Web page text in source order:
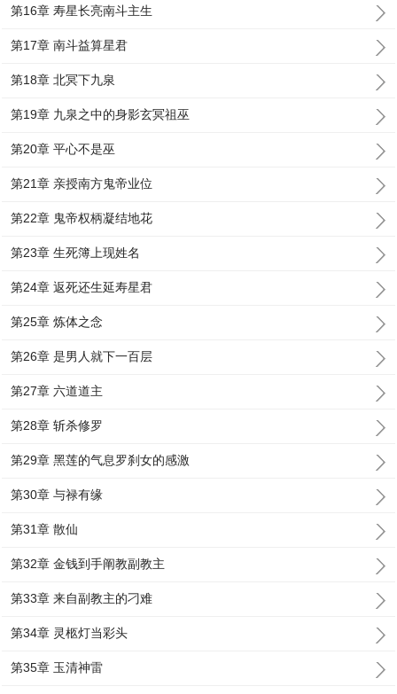
第16章 寿星长亮南斗主生
第17章 南斗益算星君
第18章 北冥下九泉
第19章 九泉之中的身影玄冥祖巫
第20章 平心不是巫
第21章 亲授南方鬼帝业位
第22章 鬼帝权柄凝结地花
第23章 生死簿上现姓名
第24章 返死还生延寿星君
第25章 炼体之念
第26章 是男人就下一百层
第27章 六道道主
第28章 斩杀修罗
第29章 黑莲的气息罗刹女的感激
第30章 与禄有缘
第31章 散仙
第32章 金钱到手阐教副教主
第33章 来自副教主的刁难
第34章 灵柩灯当彩头
第35章 玉清神雷